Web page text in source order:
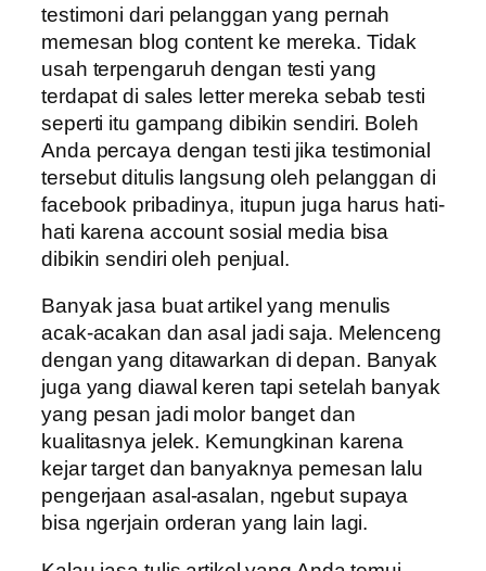
testimoni dari pelanggan yang pernah
memesan blog content ke mereka. Tidak
usah terpengaruh dengan testi yang
terdapat di sales letter mereka sebab testi
seperti itu gampang dibikin sendiri. Boleh
Anda percaya dengan testi jika testimonial
tersebut ditulis langsung oleh pelanggan di
facebook pribadinya, itupun juga harus hati-
hati karena account sosial media bisa
dibikin sendiri oleh penjual.
Banyak jasa buat artikel yang menulis
acak-acakan dan asal jadi saja. Melenceng
dengan yang ditawarkan di depan. Banyak
juga yang diawal keren tapi setelah banyak
yang pesan jadi molor banget dan
kualitasnya jelek. Kemungkinan karena
kejar target dan banyaknya pemesan lalu
pengerjaan asal-asalan, ngebut supaya
bisa ngerjain orderan yang lain lagi.